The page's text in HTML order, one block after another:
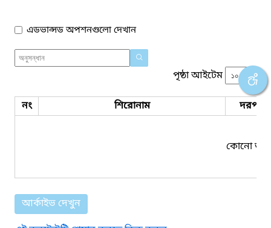
এডভান্সড অপশনগুলো দেখান
পৃষ্ঠা আইটেম
নং শিরোনাম দরপত্র
কোনো তথ্য
আর্কাইভ দেখুন